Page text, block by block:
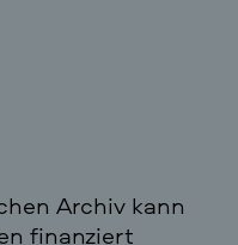
Archiv kann
finanziert